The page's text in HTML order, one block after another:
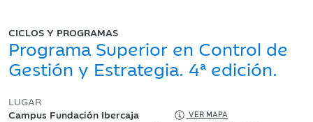
CICLOS Y PROGRAMAS
Programa Superior en Control de
Gestión y Estrategia. 4ª edición.
LUGAR
Campus Fundación Ibercaja
VER MAPA